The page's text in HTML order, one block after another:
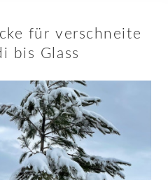
für verschneite
bis Glass